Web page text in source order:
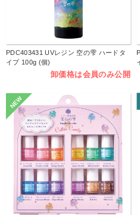
PDC403431 UVレジン 空の雫 ハードタ
イプ 100g (個)
卸価格は会員のみ公開
NEW